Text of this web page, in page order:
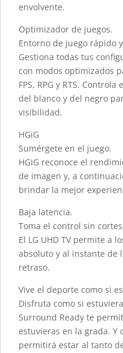
envolvente.
Optimizador de juegos.
Entorno de juego rápido
Gestiona todas tus
con modos optimizados
FPS, RPG y RTS.
del blanco y del negro
visibilidad.
HGiG
Sumérgete en el juego.
HGIG reconoce el
de imagen y, a
brindar la mejor
Baja latencia.
Toma el control sin
El LG UHD TV permite a
absoluto y al instante de
retraso.
Vive el deporte como si
Disfruta como si
Surround Ready te
estuvieras en la grada. Y
permitirá estar al tanto